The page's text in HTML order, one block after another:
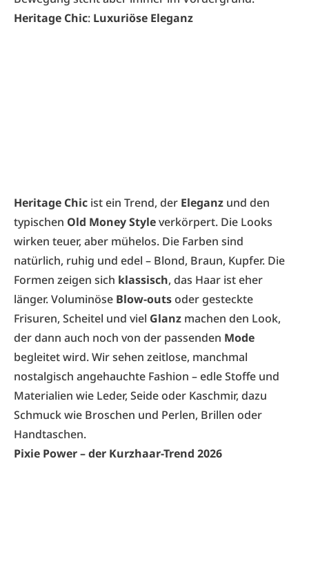
Heritage Chic: Luxuriöse Eleganz
Heritage Chic ist ein Trend, der Eleganz und den
typischen Old Money Styleverkörpert. Die Looks
wirken teuer, aber mühelos. Die Farben sind
natürlich, ruhig und edel – Blond, Braun, Kupfer. Die
Formen zeigen sich klassisch, das Haar ist eher
länger. Voluminöse Blow-outsoder gesteckte
Frisuren, Scheitel und viel Glanz machen den Look,
der dann auch noch von der passenden Mode
begleitet wird. Wir sehen zeitlose, manchmal
nostalgisch angehauchte Fashion – edle Stoffe und
Materialien wie Leder, Seide oder Kaschmir, dazu
Schmuck wie Broschen und Perlen, Brillen oder
Handtaschen.
Pixie Power – der Kurzhaar-Trend 2026